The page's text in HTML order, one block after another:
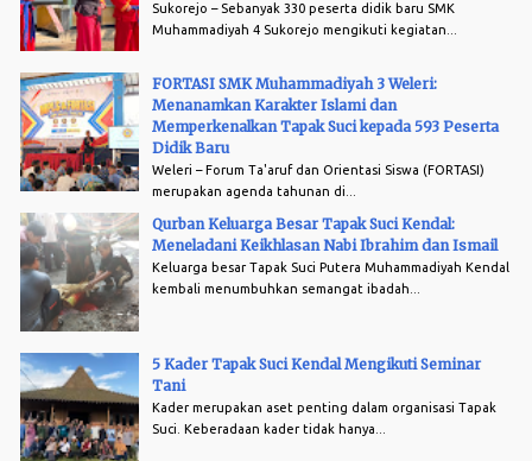
Sukorejo – Sebanyak 330 peserta didik baru SMK
Muhammadiyah 4 Sukorejo mengikuti kegiatan...
FORTASI SMK Muhammadiyah 3 Weleri:
Menanamkan Karakter Islami dan
Memperkenalkan Tapak Suci kepada 593 Peserta
Didik Baru
Weleri – Forum Ta'aruf dan Orientasi Siswa (FORTASI)
merupakan agenda tahunan di...
Qurban Keluarga Besar Tapak Suci Kendal:
Meneladani Keikhlasan Nabi Ibrahim dan Ismail
Keluarga besar Tapak Suci Putera Muhammadiyah Kendal
kembali menumbuhkan semangat ibadah...
5 Kader Tapak Suci Kendal Mengikuti Seminar
Tani
Kader merupakan aset penting dalam organisasi Tapak
Suci. Keberadaan kader tidak hanya...